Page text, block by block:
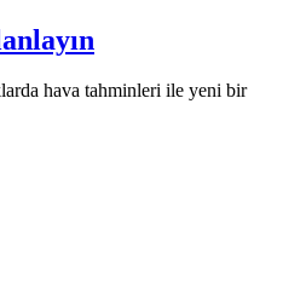
hava tahminleri ile yeni bir